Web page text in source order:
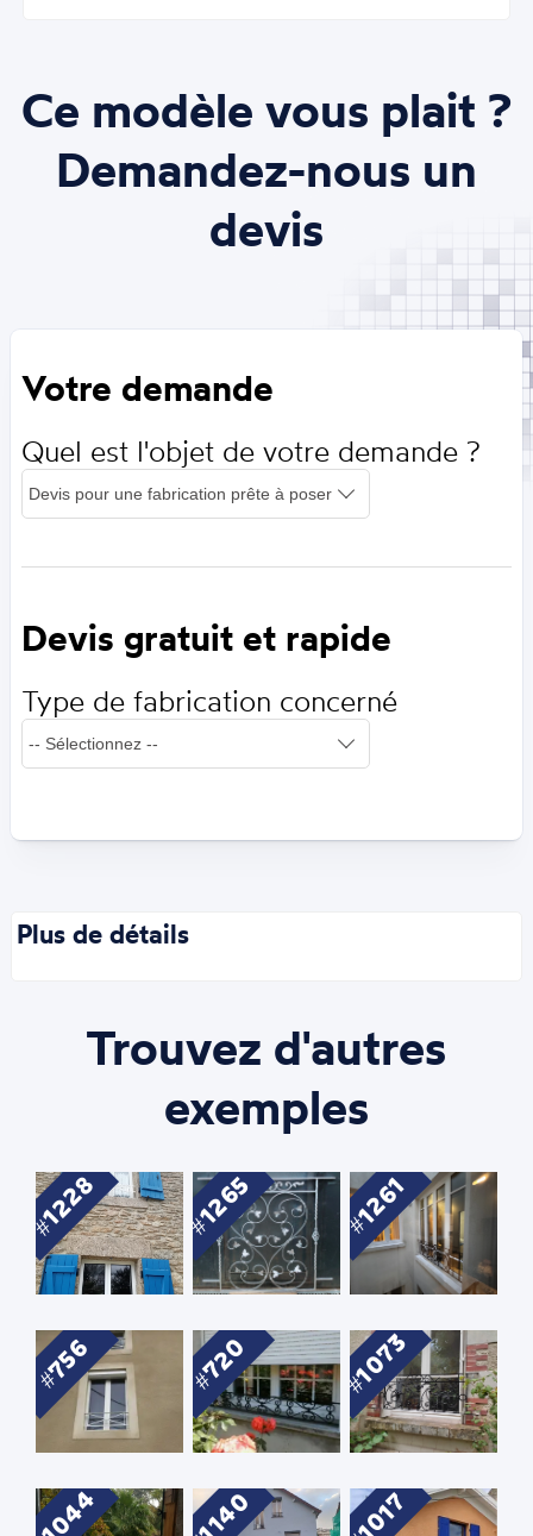
Ce modèle vous plait ?
Demandez-nous un
devis
Votre demande
Quel est l'objet de votre demande ?
Devis gratuit et rapide
Type de fabrication concerné
Plus de détails
Trouvez d'autres
exemples
1228 1265 1261
756 720 1073
1044 1140 1017